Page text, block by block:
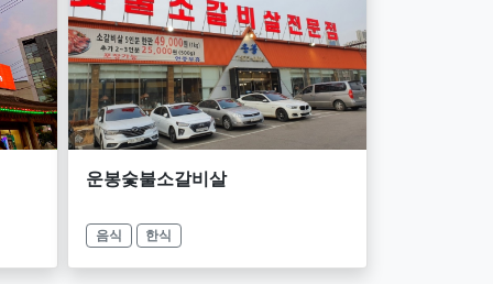
운봉숯불소갈비살
음식 한식